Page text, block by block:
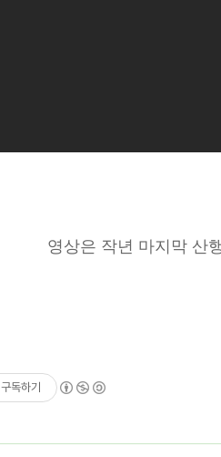
영상은 작년 마지막 산
구독하기